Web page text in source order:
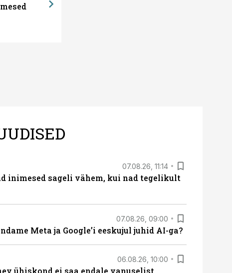
07.08.26, 11:14
inimesed sageli vähem, kui nad tegelikult
07.08.26, 09:00
Meta ja Google’i eeskujul juhid AI-ga?
06.08.26, 10:00
ühiskond ei saa endale vanuselist